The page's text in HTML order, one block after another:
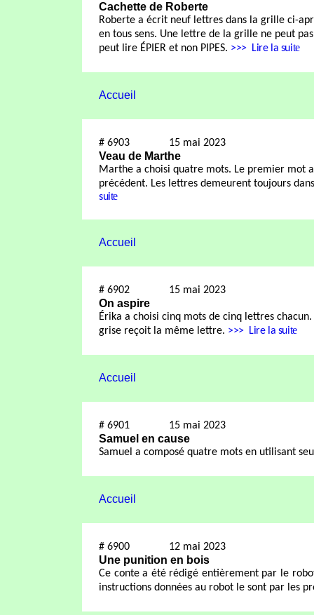
Cachette de Roberte
Roberte a écrit neuf lettres dans la grille ci-
en tous sens. Une lettre de la grille ne peut
peut lire ÉPIER et non PIPES. >>> Lire la suite
Accueil
# 6903 15 mai 2023
Veau de Marthe
Marthe a choisi quatre mots. Le premier mot
précédent. Les lettres demeurent toujours
suite
Accueil
# 6902 15 mai 2023
On aspire
Érika a choisi cinq mots de cinq lettres
grise reçoit la même lettre. >>> Lire la suite
Accueil
# 6901 15 mai 2023
Samuel en cause
Samuel a composé quatre mots en utilisant
Accueil
# 6900 12 mai 2023
Une punition en bois
Ce conte a été rédigé entièrement par le
instructions données au robot le sont par les